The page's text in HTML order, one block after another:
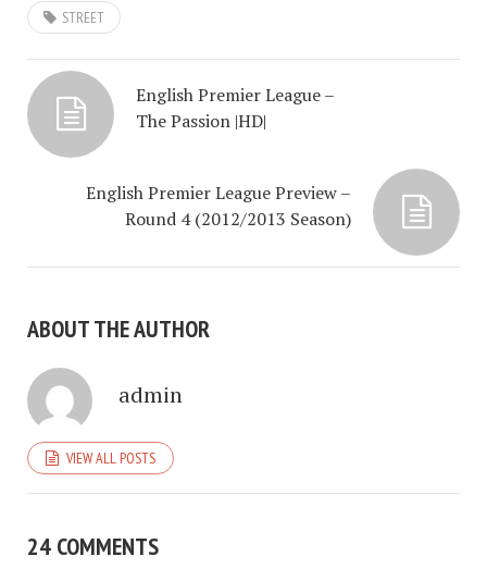
STREET
English Premier League –
The Passion |HD|
English Premier League Preview –
Round 4 (2012/2013 Season)
ABOUT THE AUTHOR
admin
VIEW ALL POSTS
24 COMMENTS